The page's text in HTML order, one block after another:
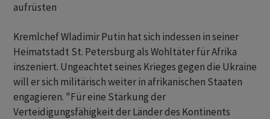
aufrüsten
Kremlchef Wladimir Putin hat sich indessen in seiner
Heimatstadt St. Petersburg als Wohltäter für Afrika
inszeniert. Ungeachtet seines Krieges gegen die Ukraine
will er sich militärisch weiter in afrikanischen Staaten
engagieren. "Für eine Stärkung der
Verteidigungsfähigkeit der Länder des Kontinents